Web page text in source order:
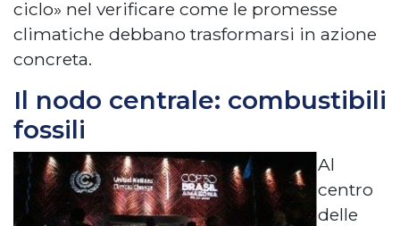
ciclo» nel verificare come le promesse
climatiche debbano trasformarsi in azione
concreta.
Il nodo centrale: combustibili
fossili
Al
centro
delle